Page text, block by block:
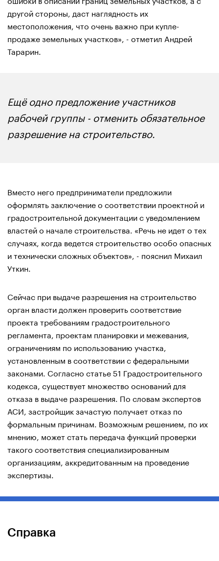
другой стороны, даст наглядность их
местоположения, что очень важно при купле-
продаже земельных участков», - отметил Андрей
Тарарин.
Ещё одно предложение участников
рабочей группы - отменить обязательное
разрешение на строительство.
Вместо него предприниматели предложили
оформлять заключение о соответствии проектной и
градостроительной документации с уведомлением
властей о начале строительства. «Речь не идет о тех
случаях, когда ведется строительство особо опасных
и технически сложных объектов», - пояснил Михаил
Уткин.
Сейчас при выдаче разрешения на строительство
орган власти должен проверить соответствие
проекта требованиям градостроительного
регламента, проектам планировки и межевания,
ограничениям по использованию участка,
установленным в соответствии с федеральными
законами. Согласно статье 51 Градостроительного
кодекса, существует множество оснований для
отказа в выдаче разрешения. По словам экспертов
АСИ, застройщик зачастую получает отказ по
формальным причинам. Возможным решением, по их
мнению, может стать передача функций проверки
такого соответствия специализированным
организациям, аккредитованным на проведение
экспертизы.
Справка